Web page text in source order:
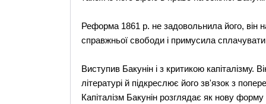
Реформа 1861 р. не задовольнила його, він
справжньої свободи і примусила сплачувати
Виступив Бакунін і з критикою капіталізму.
літературі й підкреслює його зв'язок з
Капіталізм Бакунін розглядає як нову